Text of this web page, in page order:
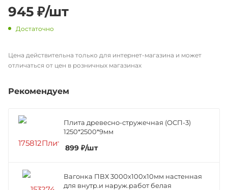
945 ₽/шт
Достаточно
Цена действительна только для интернет-магазина и может
отличаться от цен в розничных магазинах
Рекомендуем
Плита древесно-стружечная (ОСП-3)
1250*2500*9мм
899 ₽/шт
Вагонка ПВХ 3000х100х10мм настенная
для внутр.и наруж.работ белая